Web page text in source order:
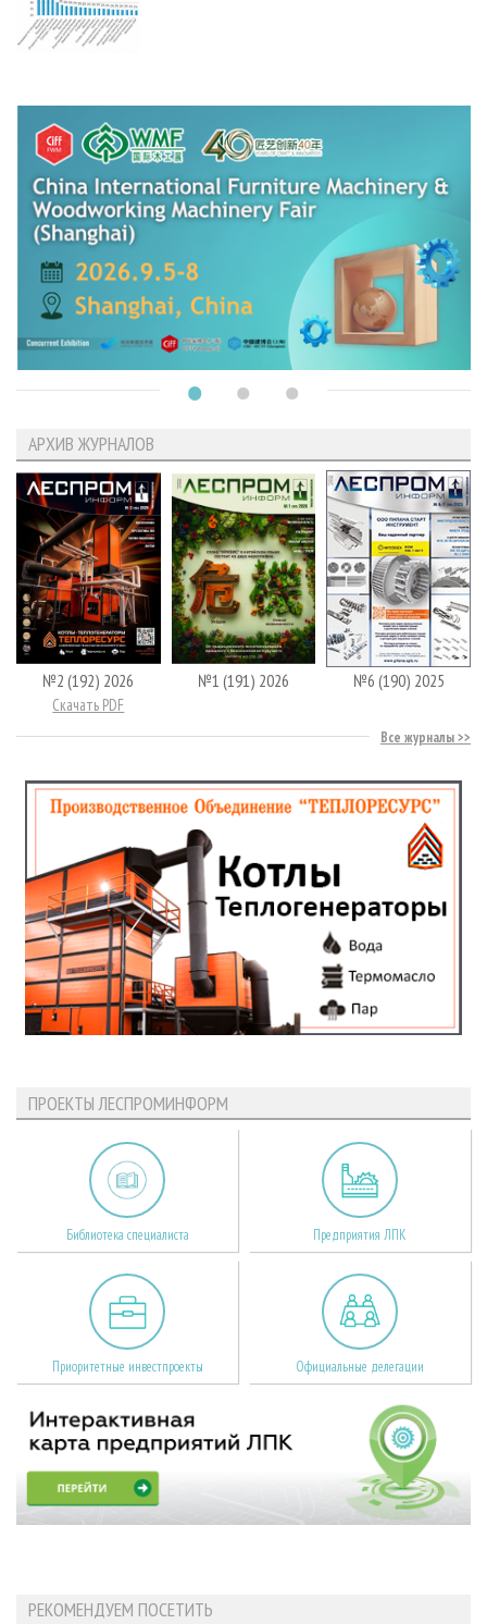
АРХИВ ЖУРНАЛОВ
№2 (192) 2026
Скачать PDF
№1 (191) 2026 №6 (190) 2025
Все журналы
ПРОЕКТЫ ЛЕСПРОМИНФОРМ
Библиотека специалиста Предприятия ЛПК
Приоритетные инвестпроекты Официальные делегации
РЕКОМЕНДУЕМ ПОСЕТИТЬ